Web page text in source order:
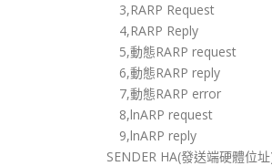
3,RARP Request
4,RARP Reply
5,動態RARP request
6,動態RARP reply
7,動態RARP error
8,lnARP request
9,lnARP reply
SENDER HA(發送端硬體位